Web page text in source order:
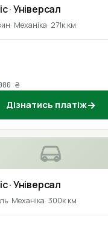
· Універсал
Механіка 271к км
₴
Дізнатись платіж→
· Універсал
Механіка 300к км